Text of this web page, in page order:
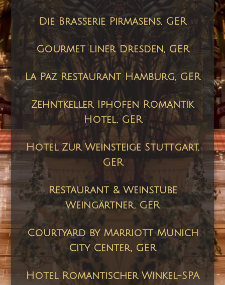
Die Brasserie Pirmasens, GER
Gourmet Liner Dresden, GER
La Paz Restaurant Hamburg, GER
Zehntkeller Iphofen Romantik
Hotel, GER
Hotel Zur Weinsteige Stuttgart,
GER
Restaurant & Weinstube
Weingärtner, GER
Courtyard by Marriott Munich
City Center, GER
Hotel Romantischer Winkel-SPA